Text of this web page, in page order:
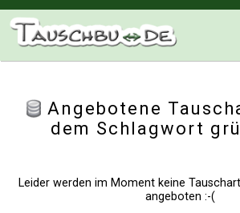
Angebotene
dem Schlagwort
Leider werden im Moment keine
angeboten :-(